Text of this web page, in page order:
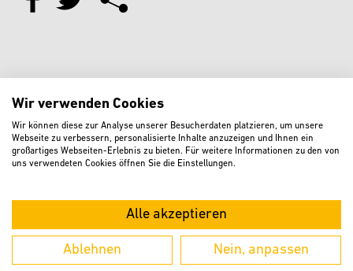
Weitere aktuelle Meldungen
Wir verwenden Cookies
Wir können diese zur Analyse unserer Besucherdaten platzieren, um unsere
Webseite zu verbessern, personalisierte Inhalte anzuzeigen und Ihnen ein
großartiges Webseiten-Erlebnis zu bieten. Für weitere Informationen zu den von
uns verwendeten Cookies öffnen Sie die Einstellungen.
Alle akzeptieren
Ablehnen Nein, anpassen